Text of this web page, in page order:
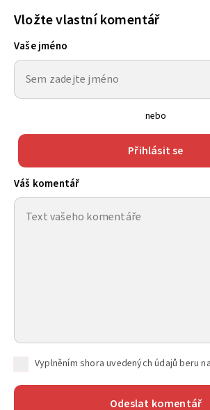
Vložte vlastní komentář
Vaše jméno
nebo
Přihlásit se
Váš komentář